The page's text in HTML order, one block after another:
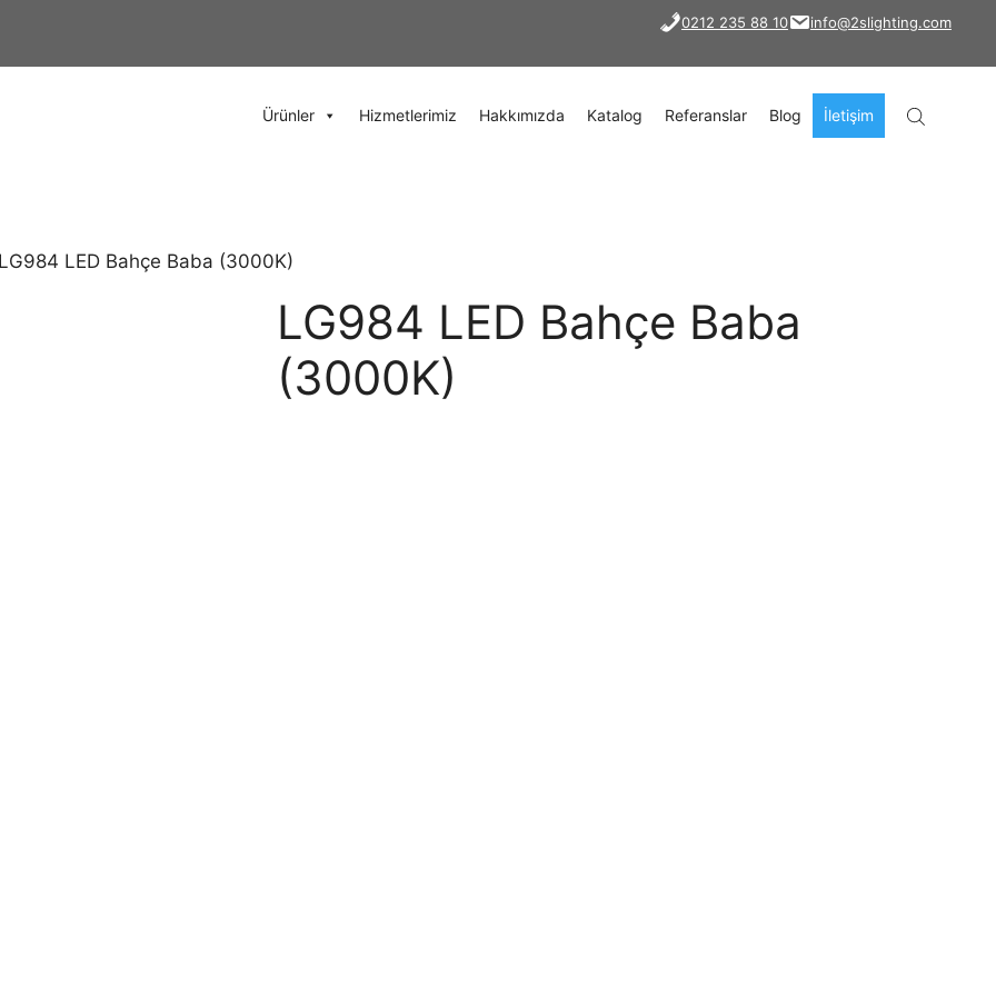
info@2slighting.com
0212 235 88 10
Ürünler Hizmetlerimiz Hakkımızda Katalog Referanslar Blog İletişim
LED Bahçe Baba (3000K)
LG984 LED Bahçe Baba
(3000K)